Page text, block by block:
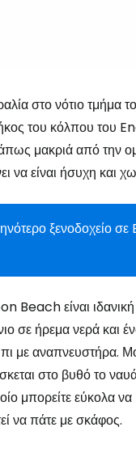
στο νότιο τμήμα
του κόλπου του
μακριά από την
να είναι ήσυχη και
ξενοδοχείο
Beach είναι ιδανική
σε ήρεμα νερά και
με αναπνευστήρα.
στο βυθό το
μπορείτε εύκολα
να πάτε με σκάφος.